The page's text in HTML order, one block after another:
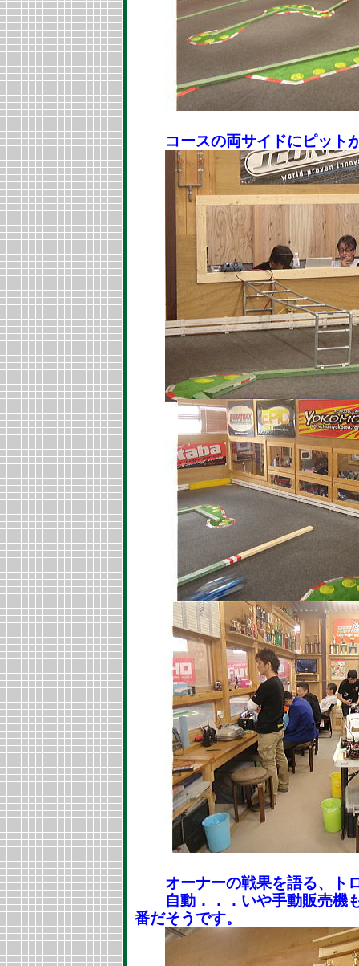
コースの両サイドにピット
オーナーの戦果を語る、ト
自動．．．いや手動販売機
番だそうです。